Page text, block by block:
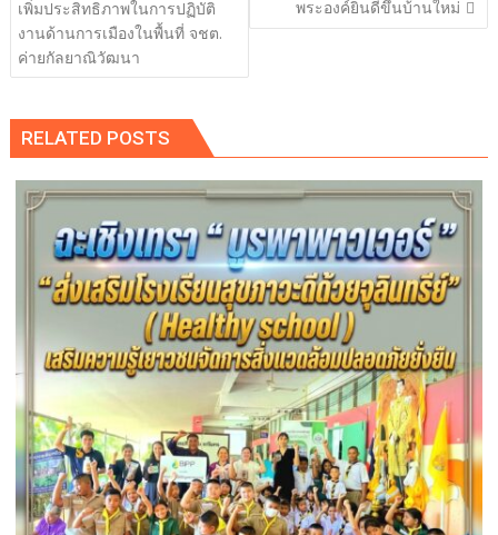
เพิ่มประสิทธิภาพในการปฏิบัติ
งานด้านการเมืองในพื้นที่ จชต.
ค่ายกัลยาณิวัฒนา
พระองค์ยินดีขึ้นบ้านใหม่
RELATED POSTS